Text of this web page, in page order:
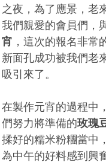
之夜，為了應景，老
我們親愛的會員們，
宵 ，這次的報名非常
新面孔成功被我們老
吸引來了。
在製作元宵的過程中
們努力將準備的玫瑰
揉好的糯米粉糰當中
為中午的好料感到興